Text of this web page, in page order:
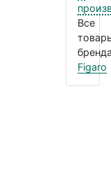
Все
Figaro